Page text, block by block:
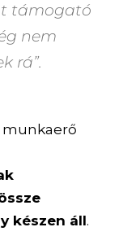
támogató
nem
rá”.
munkaerő
készen áll.